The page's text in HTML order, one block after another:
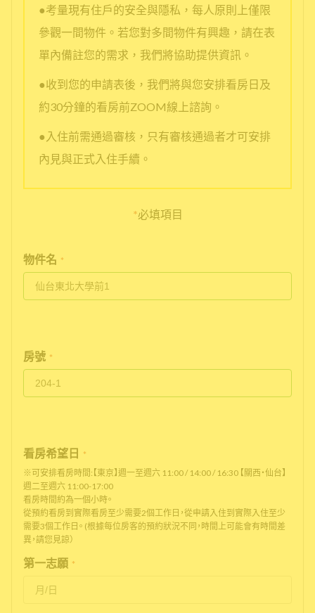
●考量現有住戶的安全與隱私，每人原則上僅限
參觀一間物件。若您對多間物件有興趣，請在表
單內備註您的需求，我們將協助提供資訊。
●收到您的申請表後，我們將與您安排看房日及
約30分鐘的看房前ZOOM線上諮詢。
●入住前需通過審核，只有審核通過者才可安排
內見與正式入住手續。
*必填項目
物件名 *
房號 *
看房希望日
*
※可安排看房時間:【東京】週一至週六 11:00 / 14:00 / 16:30 【關西・仙台】
週二至週六 11:00-17:00
看房時間約為一個小時。
從預約看房到實際看房至少需要2個工作日，從申請入住到實際入住至少
需要3個工作日。 (根據每位房客的預約狀況不同，時間上可能會有時間差
異，請您見諒）
第一志願 *